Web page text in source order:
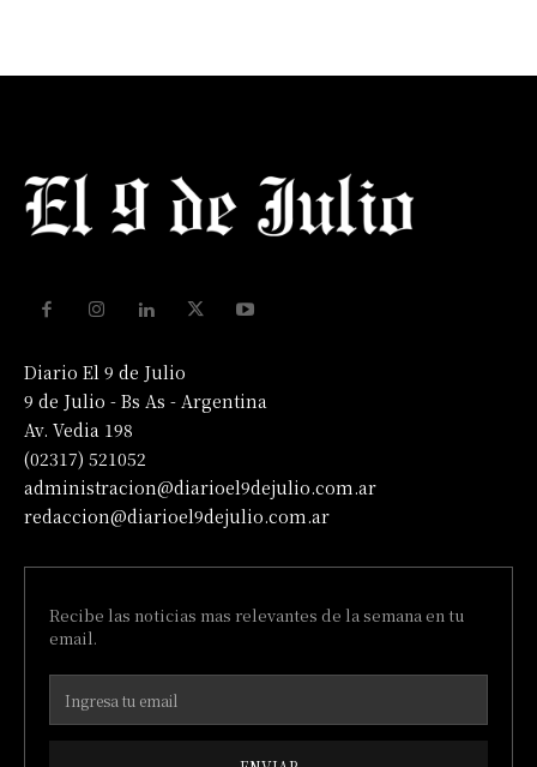
Diario El 9 de Julio
9 de Julio - Bs As - Argentina
Av. Vedia 198
(02317) 521052
administracion@diarioel9dejulio.com.ar
redaccion@diarioel9dejulio.com.ar
Recibe las noticias mas relevantes de la semana en tu
email.